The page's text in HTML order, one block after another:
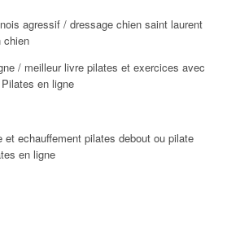
agressif / dressage chien saint laurent
chien
/ meilleur livre pilates et exercices avec
en ligne
echauffement pilates debout ou pilate
en ligne